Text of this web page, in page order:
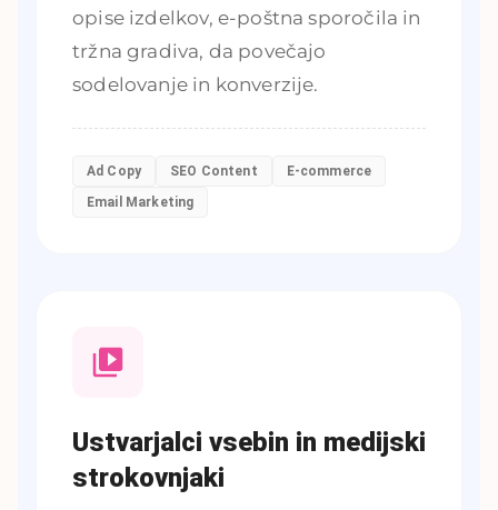
opise izdelkov, e-poštna sporočila in
tržna gradiva, da povečajo
sodelovanje in konverzije.
Ad Copy SEO Content
E-commerce
Email Marketing
Ustvarjalci vsebin in medijski
strokovnjaki